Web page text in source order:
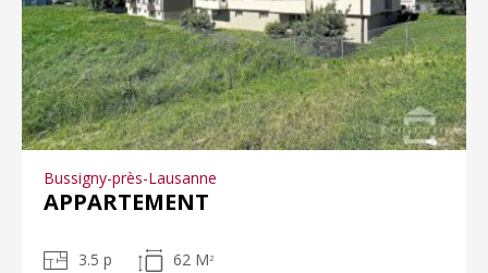
Bussigny-près-Lausanne
APPARTEMENT
3.5 p 62 M 2